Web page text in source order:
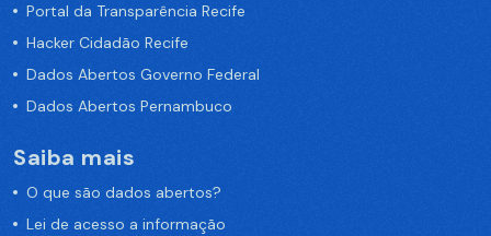
Portal da Transparência Recife
Hacker Cidadão Recife
Dados Abertos Governo Federal
Dados Abertos Pernambuco
Saiba mais
O que são dados abertos?
Lei de acesso a informação